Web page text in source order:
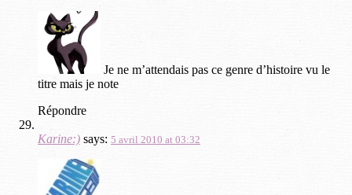
Je ne m’attendais pas ce genre d’histoire vu le
titre mais je note
Répondre
Karine:) says: 5 avril 2010 at 03:32